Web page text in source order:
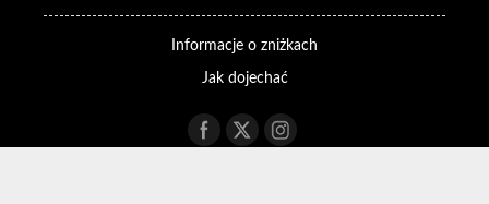
Informacje o zniżkach
Jak dojechać